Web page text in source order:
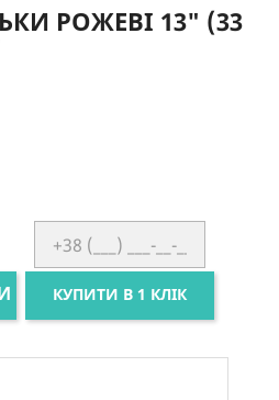
РОЖЕВІ 13" (33
КУПИТИ В 1 КЛІК